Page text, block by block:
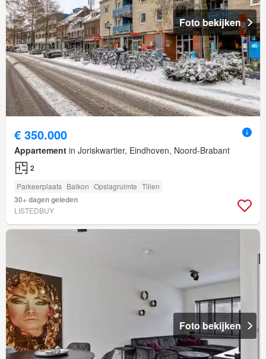
Foto bekijken
€ 350.000
Appartement in Joriskwartier, Eindhoven, Noord-Brabant
2
Parkeerplaats Balkon Opslagruimte Tillen
30+ dagen geleden
LISTEDBUY
Foto bekijken